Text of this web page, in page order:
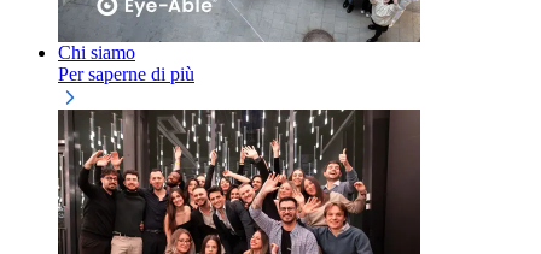
Chi siamo
Per saperne di più